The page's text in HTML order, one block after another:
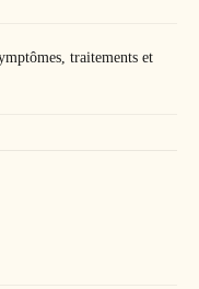
traitements et